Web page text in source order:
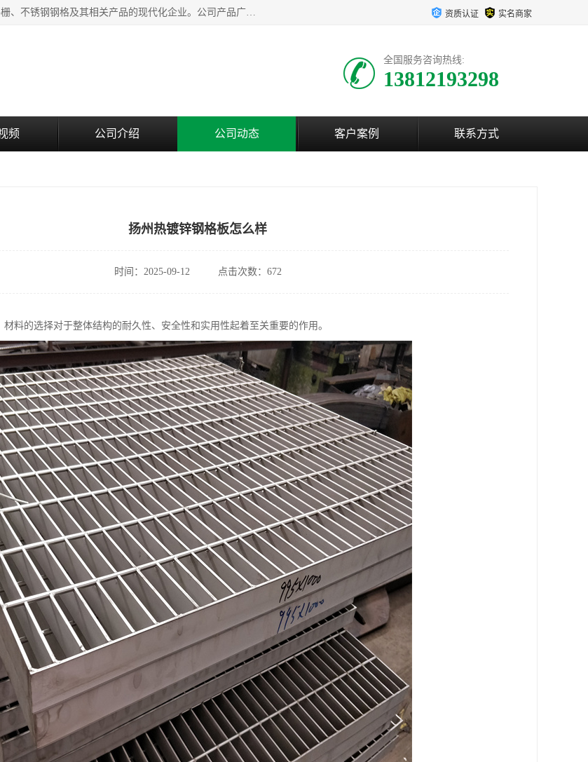
无锡昌鸿钢格板有限公司是专业生产和销售各类镀锌钢格板、镀锌钢格栅、不锈钢钢格及其相关产品的现代化企业。公司产品广泛运用于石油、化工、港口、电力、运输、造纸、医药、钢铁、食品、市政、房地产、制造业等各个领域。 资质认证 实名商家
全国服务咨询热线:
13812193298
频 公司介绍 公司动态 客户案例 联系方式
扬州热镀锌钢格板怎么样
时间：2025-09-12 点击次数：672
料的选择对于整体结构的耐久性、安全性和实用性起着至关重要的作用。